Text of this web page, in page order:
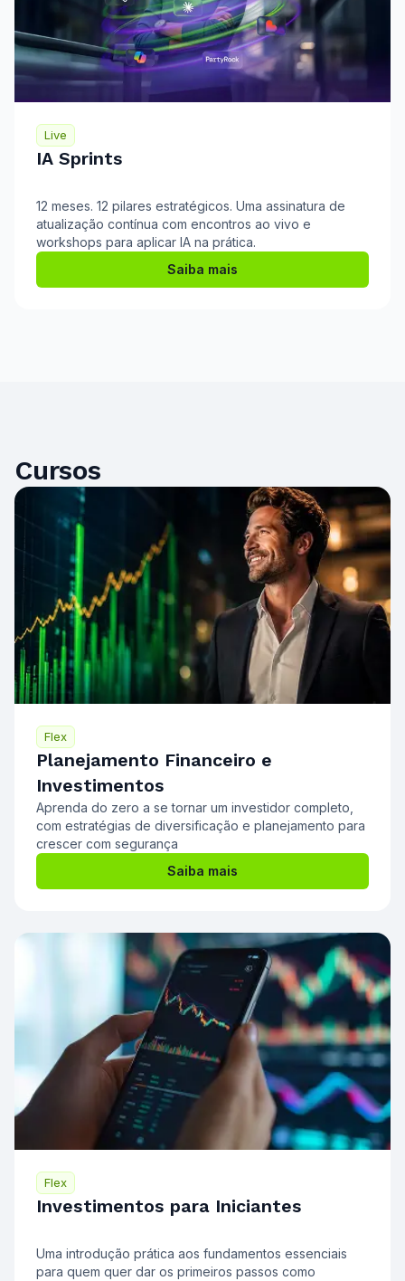
Live
IA Sprints
12 meses. 12 pilares estratégicos. Uma assinatura de
atualização contínua com encontros ao vivo e
workshops para aplicar IA na prática.
Saiba mais
Cursos
Flex
Planejamento Financeiro e
Investimentos
Aprenda do zero a se tornar um investidor completo,
com estratégias de diversificação e planejamento para
crescer com segurança
Saiba mais
Flex
Investimentos para Iniciantes
Uma introdução prática aos fundamentos essenciais
para quem quer dar os primeiros passos como